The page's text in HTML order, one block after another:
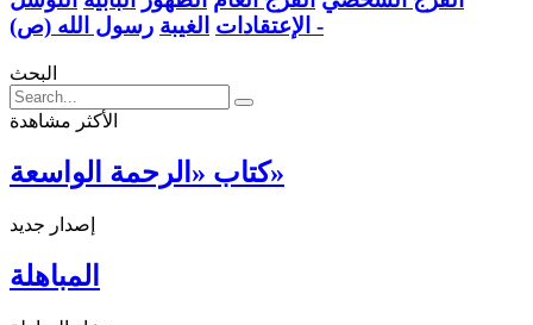
الإعتقادات الغيبة رسول الله (ص) -
البحث
الأكثر مشاهدة
كتاب «الرحمة الواسعة»
إصدار جديد
المباهلة